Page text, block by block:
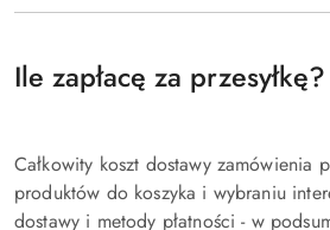
Ile zapłacę za przesyłkę?
Całkowity koszt dostawy zamówienia
produktów do koszyka i wybraniu
dostawy i metody płatności - w